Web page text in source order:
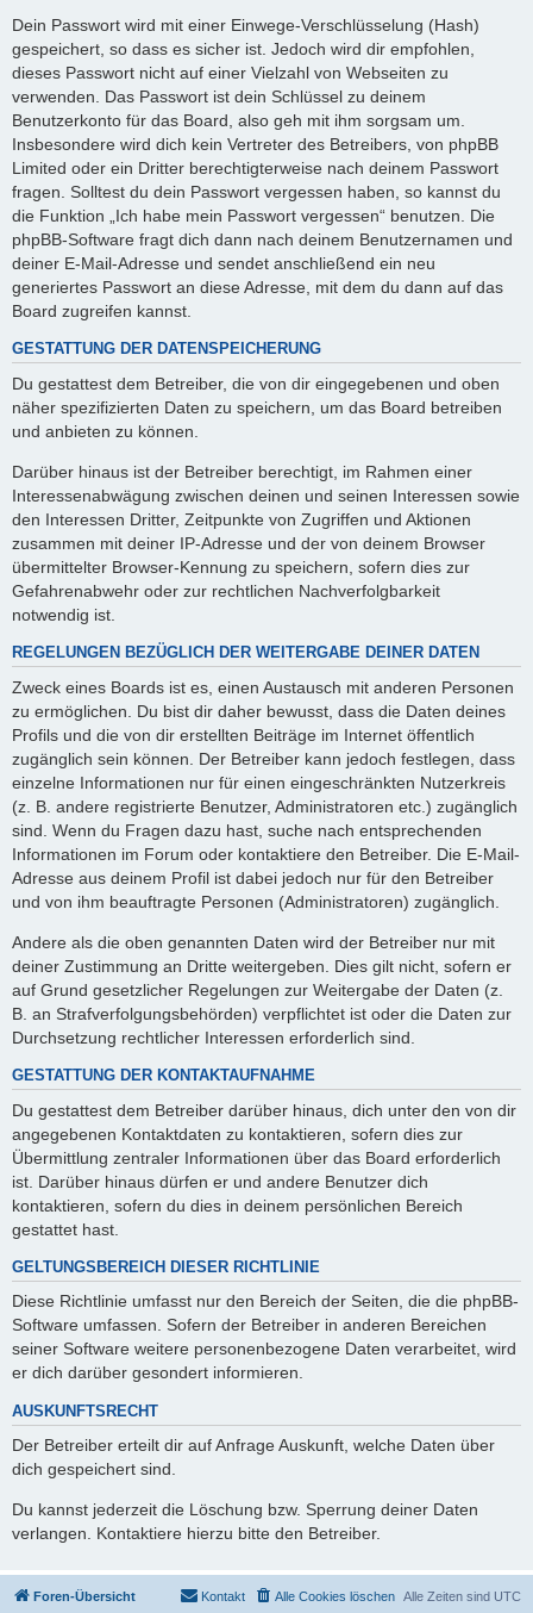
Dein Passwort wird mit einer Einwege-Verschlüsselung (Hash)
gespeichert, so dass es sicher ist. Jedoch wird dir empfohlen,
dieses Passwort nicht auf einer Vielzahl von Webseiten zu
verwenden. Das Passwort ist dein Schlüssel zu deinem
Benutzerkonto für das Board, also geh mit ihm sorgsam um.
Insbesondere wird dich kein Vertreter des Betreibers, von phpBB
Limited oder ein Dritter berechtigterweise nach deinem Passwort
fragen. Solltest du dein Passwort vergessen haben, so kannst du
die Funktion „Ich habe mein Passwort vergessen“ benutzen. Die
phpBB-Software fragt dich dann nach deinem Benutzernamen und
deiner E-Mail-Adresse und sendet anschließend ein neu
generiertes Passwort an diese Adresse, mit dem du dann auf das
Board zugreifen kannst.
GESTATTUNG DER DATENSPEICHERUNG
Du gestattest dem Betreiber, die von dir eingegebenen und oben
näher spezifizierten Daten zu speichern, um das Board betreiben
und anbieten zu können.
Darüber hinaus ist der Betreiber berechtigt, im Rahmen einer
Interessenabwägung zwischen deinen und seinen Interessen sowie
den Interessen Dritter, Zeitpunkte von Zugriffen und Aktionen
zusammen mit deiner IP-Adresse und der von deinem Browser
übermittelter Browser-Kennung zu speichern, sofern dies zur
Gefahrenabwehr oder zur rechtlichen Nachverfolgbarkeit
notwendig ist.
REGELUNGEN BEZÜGLICH DER WEITERGABE DEINER DATEN
Zweck eines Boards ist es, einen Austausch mit anderen Personen
zu ermöglichen. Du bist dir daher bewusst, dass die Daten deines
Profils und die von dir erstellten Beiträge im Internet öffentlich
zugänglich sein können. Der Betreiber kann jedoch festlegen, dass
einzelne Informationen nur für einen eingeschränkten Nutzerkreis
(z. B. andere registrierte Benutzer, Administratoren etc.) zugänglich
sind. Wenn du Fragen dazu hast, suche nach entsprechenden
Informationen im Forum oder kontaktiere den Betreiber. Die E-Mail-
Adresse aus deinem Profil ist dabei jedoch nur für den Betreiber
und von ihm beauftragte Personen (Administratoren) zugänglich.
Andere als die oben genannten Daten wird der Betreiber nur mit
deiner Zustimmung an Dritte weitergeben. Dies gilt nicht, sofern er
auf Grund gesetzlicher Regelungen zur Weitergabe der Daten (z.
B. an Strafverfolgungsbehörden) verpflichtet ist oder die Daten zur
Durchsetzung rechtlicher Interessen erforderlich sind.
GESTATTUNG DER KONTAKTAUFNAHME
Du gestattest dem Betreiber darüber hinaus, dich unter den von dir
angegebenen Kontaktdaten zu kontaktieren, sofern dies zur
Übermittlung zentraler Informationen über das Board erforderlich
ist. Darüber hinaus dürfen er und andere Benutzer dich
kontaktieren, sofern du dies in deinem persönlichen Bereich
gestattet hast.
GELTUNGSBEREICH DIESER RICHTLINIE
Diese Richtlinie umfasst nur den Bereich der Seiten, die die phpBB-
Software umfassen. Sofern der Betreiber in anderen Bereichen
seiner Software weitere personenbezogene Daten verarbeitet, wird
er dich darüber gesondert informieren.
AUSKUNFTSRECHT
Der Betreiber erteilt dir auf Anfrage Auskunft, welche Daten über
dich gespeichert sind.
Du kannst jederzeit die Löschung bzw. Sperrung deiner Daten
verlangen. Kontaktiere hierzu bitte den Betreiber.
Foren-Übersicht Alle Zeiten sind UTC
Alle Cookies löschen
Kontakt